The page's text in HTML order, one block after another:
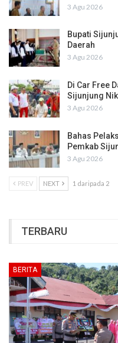
3 Agu 2026
Bupati
Daerah
3 Agu 2026
Di Car Free
Sijunjung
3 Agu 2026
Bahas
Pemkab
3 Agu 2026
PREV NEXT 1 daripada 2
TERBARU
BERITA